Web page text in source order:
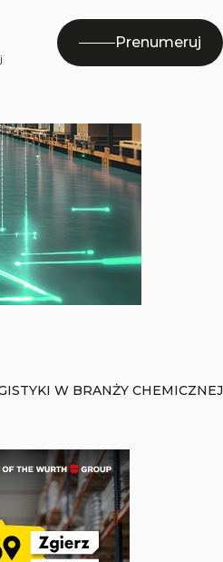
Prenumeruj
W BRANŻY CHEMICZNEJ